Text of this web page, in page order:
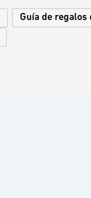
Guía de regalos